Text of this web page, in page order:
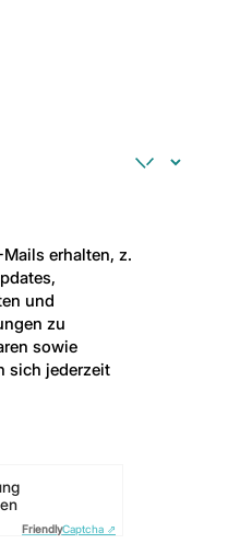
erhalten, z.
und
zu
sowie
sich jederzeit
FriendlyCaptcha ⇗